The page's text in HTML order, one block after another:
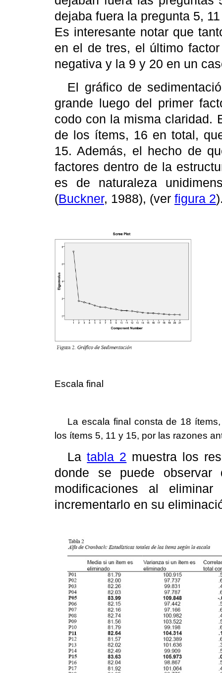
dejaba fuera la pregunta 5,
Es interesante notar que
en el de tres, el último
negativa y la 9 y 20 en un
El gráfico de
grande luego del primer
codo con la misma claridad.
de los ítems, 16 en total,
15. Además, el hecho de
factores dentro de la
es de naturaleza
(Buckner, 1988), (ver figura 2
Escala final
La escala final consta de 18
los ítems 5, 11 y 15, por las razones
Latabla 2 muestra los
donde se puede
modificaciones al
incrementarlo en su